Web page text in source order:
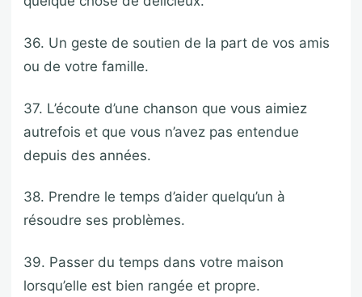
36. Un geste de soutien de la part de vos amis
ou de votre famille.
37. L’écoute d’une chanson que vous aimiez
autrefois et que vous n’avez pas entendue
depuis des années.
38. Prendre le temps d’aider quelqu’un à
résoudre ses problèmes.
39. Passer du temps dans votre maison
lorsqu’elle est bien rangée et propre.